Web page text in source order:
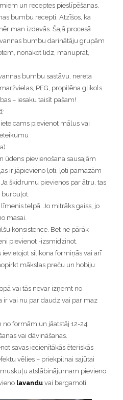
un receptes pieslīpēšanas,
bumbu recepti. Atzīšos, ka
man izdevās. Šajā procesā
bumbu darinātāju grupām
nonākot līdz, manuprāt,
bumbu sastāvu, nereta
PEG, propilēna glikols.
– iesaku taisīt pašam!
pievienot mālus vai
ūdens pievienošana sausajām
ir jāpievieno ļoti, ļoti pamazām
šķidrumu pievienos par ātru, tas
burbuļot.
telpā. Jo mitrāks gaiss, jo
masai.
konsistence. Bet ne pārāk
pievienot -izsmidzinot.
silikona formiņās vai arī
mākslas preču un hobiju
vai tās nevar izņemt no
ir vai nu par daudz vai par maz
formām un jāatstāj 12-24
vai dāvināšanas.
savas iecienītākās ēteriskās
vēlies – priekpilnai sajūtai
atslābinājumam pievieno
lavanduvai bergamoti.